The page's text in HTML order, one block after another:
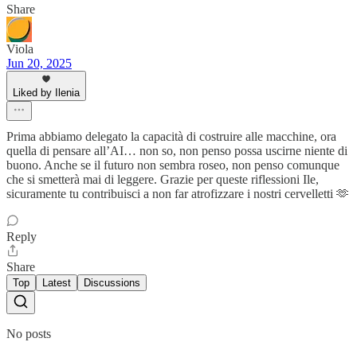
Share
Viola
Jun 20, 2025
Liked by Ilenia
Prima abbiamo delegato la capacità di costruire alle macchine, ora
quella di pensare all’AI… non so, non penso possa uscirne niente di
buono. Anche se il futuro non sembra roseo, non penso comunque
che si smetterà mai di leggere. Grazie per queste riflessioni Ile,
sicuramente tu contribuisci a non far atrofizzare i nostri cervelletti 🫶
Reply
Share
Top Latest Discussions
No posts